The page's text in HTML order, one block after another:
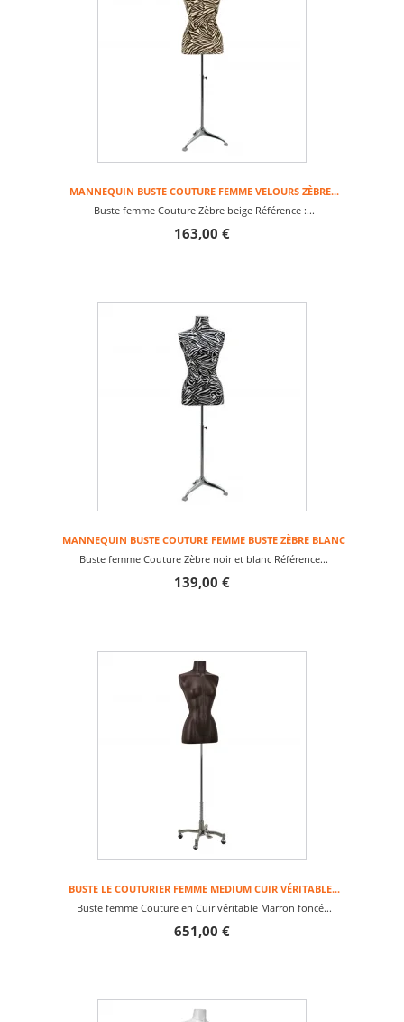
MANNEQUIN BUSTE COUTURE FEMME VELOURS ZÈBRE...
Buste femme Couture Zèbre beige Référence :...
163,00 €
MANNEQUIN BUSTE COUTURE FEMME BUSTE ZÈBRE BLANC
Buste femme Couture Zèbre noir et blanc Référence...
139,00 €
BUSTE LE COUTURIER FEMME MEDIUM CUIR VÉRITABLE...
Buste femme Couture en Cuir véritable Marron foncé...
651,00 €